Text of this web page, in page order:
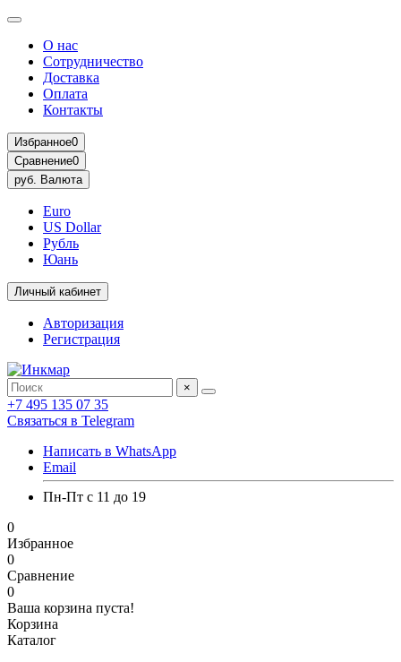
О нас
Сотрудничество
Доставка
Оплата
Контакты
Избранное0
Сравнение0
руб. Валюта
Euro
US Dollar
Рубль
Юань
Личный кабинет
Авторизация
Регистрация
×
+7 495 135 07 35
Связаться в Telegram
Написать в WhatsApp
Email
Пн-Пт с 11 до 19
0
Избранное
0
Сравнение
0
Ваша корзина пуста!
Корзина
Каталог